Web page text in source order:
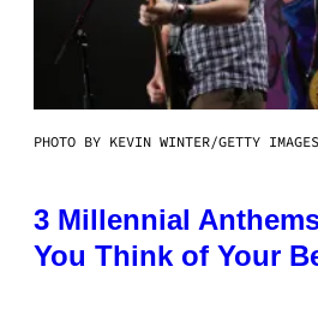
PHOTO BY KEVIN WINTER/GETTY
3 Millennial
You Think of Your